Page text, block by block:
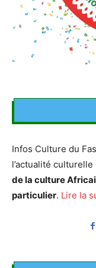
Infos Culture du
l’actualité
de la culture
particulier. Lire la